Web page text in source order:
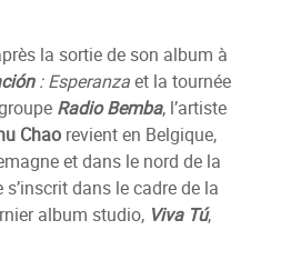
la sortie de son album à
:Esperanzaet la tournée
Radio Bemba, l’artiste
Chao revient en Belgique,
et dans le nord de la
s’inscrit dans le cadre de la
album studio, Viva Tú,